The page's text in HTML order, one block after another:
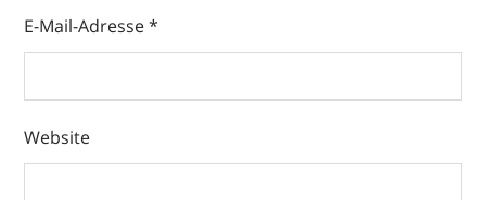
E-Mail-Adresse*
Website